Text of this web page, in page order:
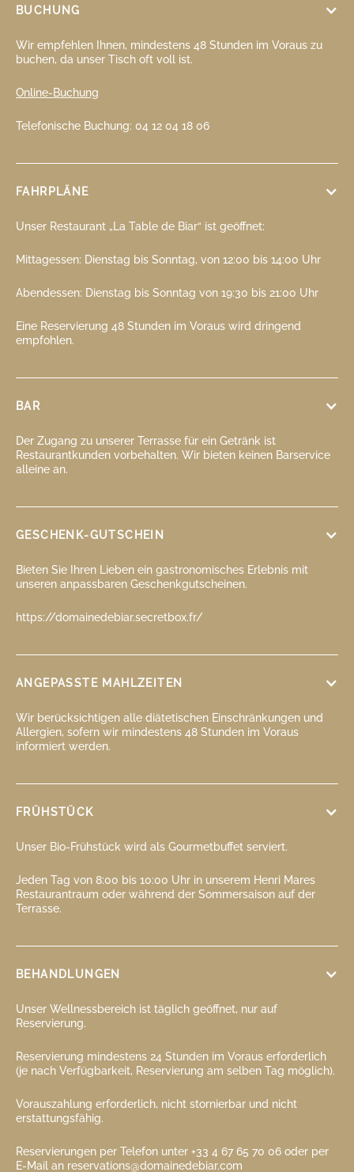
BUCHUNG
Wir empfehlen Ihnen, mindestens 48 Stunden im Voraus zu
buchen, da unser Tisch oft voll ist.
Online-Buchung
Telefonische Buchung: 04 12 04 18 06
FAHRPLÄNE
Unser Restaurant „La Table de Biar“ ist geöffnet:
Mittagessen: Dienstag bis Sonntag, von 12:00 bis 14:00 Uhr
Abendessen: Dienstag bis Sonntag von 19:30 bis 21:00 Uhr
Eine Reservierung 48 Stunden im Voraus wird dringend
empfohlen.
BAR
Der Zugang zu unserer Terrasse für ein Getränk ist
Restaurantkunden vorbehalten. Wir bieten keinen Barservice
alleine an.
GESCHENK-GUTSCHEIN
Bieten Sie Ihren Lieben ein gastronomisches Erlebnis mit
unseren anpassbaren Geschenkgutscheinen.
https://domainedebiar.secretbox.fr/
ANGEPASSTE MAHLZEITEN
Wir berücksichtigen alle diätetischen Einschränkungen und
Allergien, sofern wir mindestens 48 Stunden im Voraus
informiert werden.
FRÜHSTÜCK
Unser Bio-Frühstück wird als Gourmetbuffet serviert.
Jeden Tag von 8:00 bis 10:00 Uhr in unserem Henri Mares
Restaurantraum oder während der Sommersaison auf der
Terrasse.
BEHANDLUNGEN
Unser Wellnessbereich ist täglich geöffnet, nur auf
Reservierung.
Reservierung mindestens 24 Stunden im Voraus erforderlich
(je nach Verfügbarkeit, Reservierung am selben Tag möglich).
Vorauszahlung erforderlich, nicht stornierbar und nicht
erstattungsfähig.
Reservierungen per Telefon unter +33 4 67 65 70 06 oder per
E-Mail an reservations@domainedebiar.com